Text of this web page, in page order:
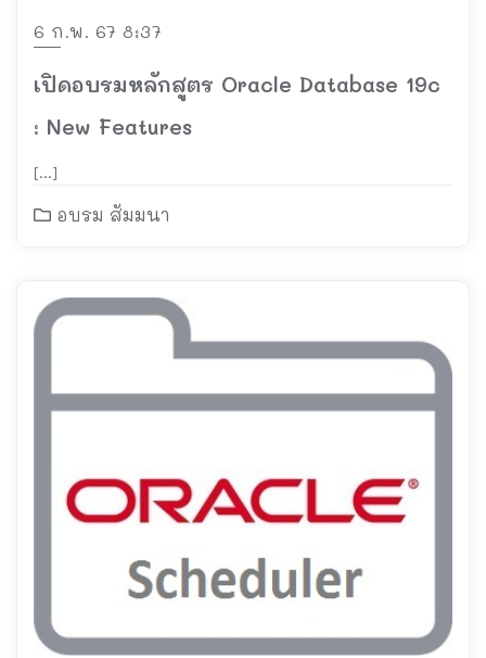
6 ก.พ. 67 8:37
เปิดอบรมหลักสูตร Oracle Database 19c
: New Features
[…]
อบรม สัมมนา